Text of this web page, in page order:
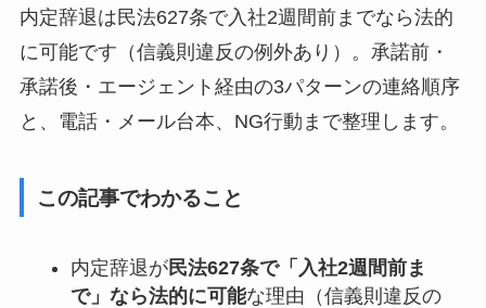
内定辞退は民法627条で入社2週間前までなら法的
に可能です（信義則違反の例外あり）。承諾前・
承諾後・エージェント経由の3パターンの連絡順序
と、電話・メール台本、NG行動まで整理します。
この記事でわかること
内定辞退が民法627条で「入社2週間前ま
で」なら法的に可能な理由（信義則違反の